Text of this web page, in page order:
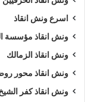
ونش نقل
فنحن نمتلك
نستخدم اوناش انقاذ
ونش انقاذ سيارات
يجعل شركةالرواد
اسرع ونش انقاذ
ونش انقاذ مؤسسة
ونش انقاذ الزمالك
ونش انقاذ محور
ونش انقاذ كفر